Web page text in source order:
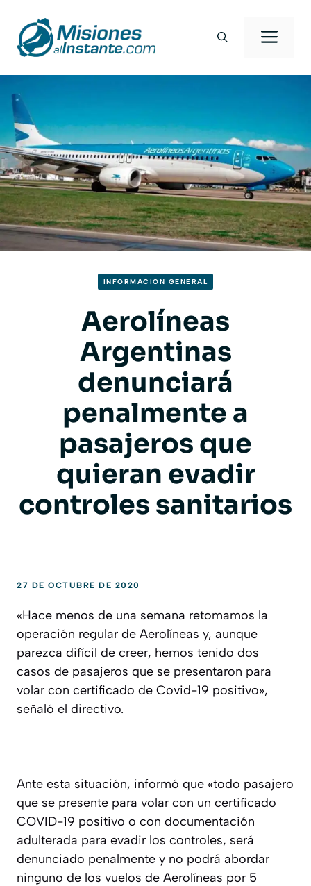
contenido
INFORMACION GENERAL
Aerolíneas
Argentinas
denunciará
penalmente a
pasajeros que
quieran evadir
controles sanitarios
27 DE OCTUBRE DE 2020
«Hace menos de una semana retomamos la
operación regular de Aerolíneas y, aunque
parezca difícil de creer, hemos tenido dos
casos de pasajeros que se presentaron para
volar con certificado de Covid-19 positivo»,
señaló el directivo.
Ante esta situación, informó que «todo pasajero
que se presente para volar con un certificado
COVID-19 positivo o con documentación
adulterada para evadir los controles, será
denunciado penalmente y no podrá abordar
ninguno de los vuelos de Aerolíneas por 5